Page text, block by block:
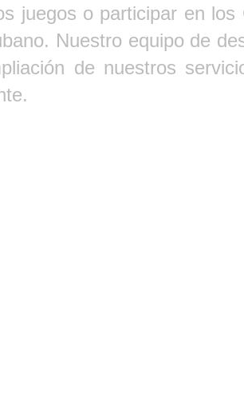
juegos o participar en
Nuestro equipo de
de nuestros